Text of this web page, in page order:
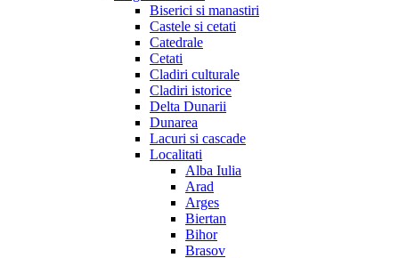
Biserici si manastiri
Castele si cetati
Catedrale
Cetati
Cladiri culturale
Cladiri istorice
Delta Dunarii
Dunarea
Lacuri si cascade
Localitati
Alba Iulia
Arad
Arges
Biertan
Bihor
Brasov